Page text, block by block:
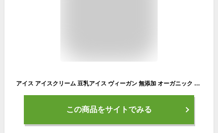
アイス アイスクリーム 豆乳アイス ヴィーガン 無添加 オーガニック ハロウィン プレゼント ギフト お取り寄せスイーツ 食べ物 のし 対応 お誕生日 内祝 出産祝い お返し 低カロリー お菓子 ジェラート9個 100ml / SOY GeLA! ソイジェラ
この商品をサイトでみる